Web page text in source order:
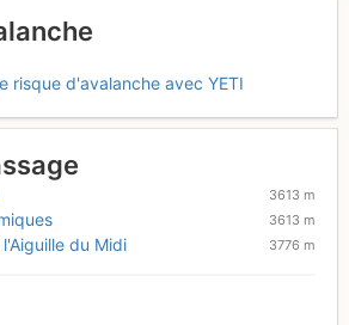
risque d'avalanche avec YETI
3613 m
3613 m
du Midi 3776 m